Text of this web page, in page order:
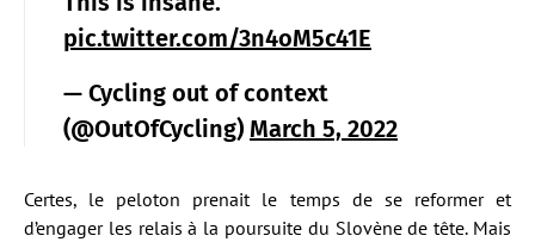
pic.twitter.com/3n4oM5c41E
— Cycling out of context
(@OutOfCycling) March 5, 2022
Certes, le peloton prenait le temps de se reformer et
d’engager les relais à la poursuite du Slovène de tête. Mais